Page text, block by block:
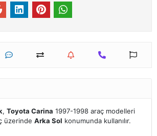
, Toyota Carina 1997-1998 araç modelleri
üzerinde Arka Sol konumunda kullanılır.